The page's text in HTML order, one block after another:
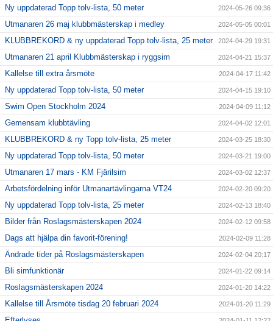
Ny uppdaterad Topp tolv-lista, 50 meter 2024-05-26 09:36
Utmanaren 26 maj klubbmästerskap i medley 2024-05-05 00:01
KLUBBREKORD & ny uppdaterad Topp tolv-lista, 25 meter 2024-04-29 19:31
Utmanaren 21 april Klubbmästerskap i ryggsim 2024-04-21 15:37
Kallelse till extra årsmöte 2024-04-17 11:42
Ny uppdaterad Topp tolv-lista, 50 meter 2024-04-15 19:10
Swim Open Stockholm 2024 2024-04-09 11:12
Gemensam klubbtävling 2024-04-02 12:01
KLUBBREKORD & ny Topp tolv-lista, 25 meter 2024-03-25 18:30
Ny uppdaterad Topp tolv-lista, 50 meter 2024-03-21 19:00
Utmanaren 17 mars - KM Fjärilsim 2024-03-02 12:37
Arbetsfördelning inför Utmanartävlingarna VT24 2024-02-20 09:20
Ny uppdaterad Topp tolv-lista, 25 meter 2024-02-13 18:40
Bilder från Roslagsmästerskapen 2024 2024-02-12 09:58
Dags att hjälpa din favorit-förening! 2024-02-09 11:28
Ändrade tider på Roslagsmästerskapen 2024-02-04 20:17
Bli simfunktionär 2024-01-22 09:14
Roslagsmästerskapen 2024 2024-01-20 14:22
Kallelse till Årsmöte tisdag 20 februari 2024 2024-01-20 11:29